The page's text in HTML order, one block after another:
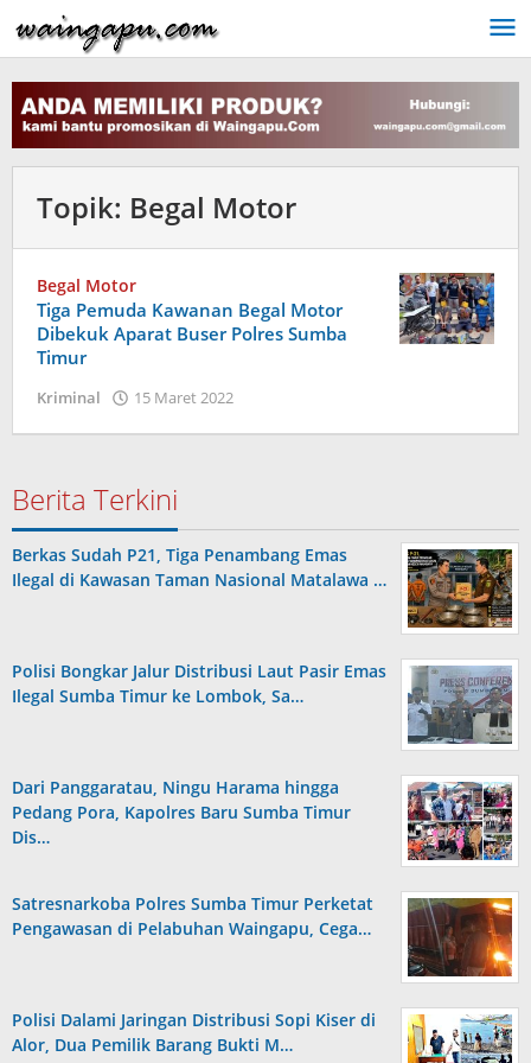
ke
konten
Topik: Begal Motor
Begal Motor
Tiga Pemuda Kawanan Begal Motor
Dibekuk Aparat Buser Polres Sumba
Timur
Kriminal 15 Maret 2022
Berita Terkini
Berkas Sudah P21, Tiga Penambang Emas
Ilegal di Kawasan Taman Nasional Matalawa …
Polisi Bongkar Jalur Distribusi Laut Pasir Emas
Ilegal Sumba Timur ke Lombok, Sa…
Dari Panggaratau, Ningu Harama hingga
Pedang Pora, Kapolres Baru Sumba Timur
Dis…
Satresnarkoba Polres Sumba Timur Perketat
Pengawasan di Pelabuhan Waingapu, Cega…
Polisi Dalami Jaringan Distribusi Sopi Kiser di
Alor, Dua Pemilik Barang Bukti M…